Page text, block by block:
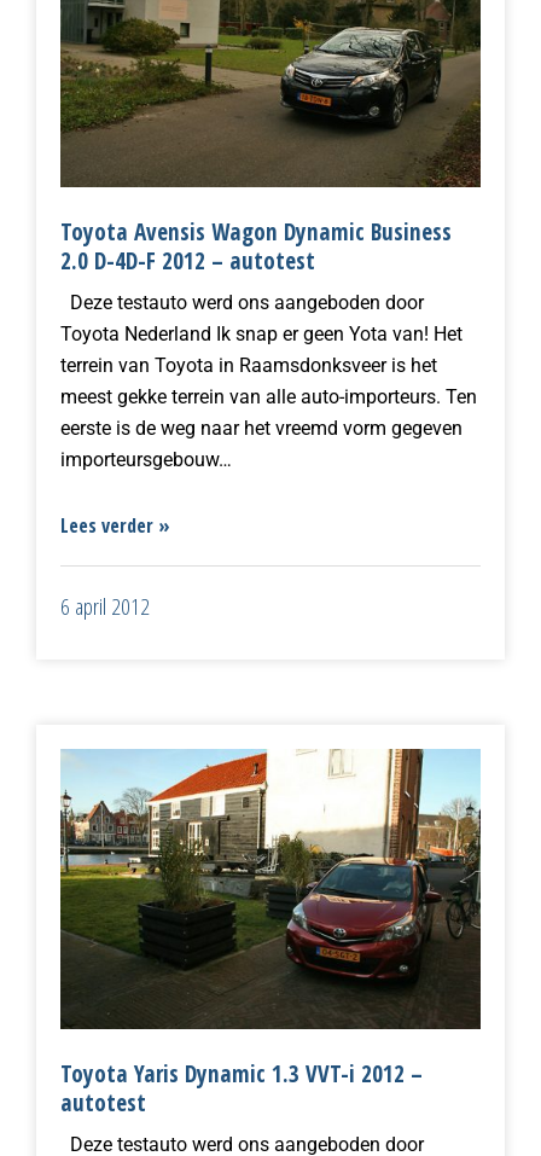
Toyota Avensis Wagon Dynamic Business
2.0 D-4D-F 2012 – autotest
Deze testauto werd ons aangeboden door
Toyota Nederland Ik snap er geen Yota van! Het
terrein van Toyota in Raamsdonksveer is het
meest gekke terrein van alle auto-importeurs. Ten
eerste is de weg naar het vreemd vorm gegeven
importeursgebouw…
Lees verder »
6 april 2012
Toyota Yaris Dynamic 1.3 VVT-i 2012 –
autotest
Deze testauto werd ons aangeboden door